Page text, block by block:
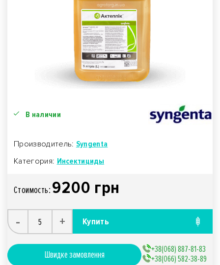
В наличии
Производитель: Syngenta
Категория: Инсектициды
Стоимость: 9200 грн
- + Купить
Швидке замовлення
+38(068) 887-81-83
+38(066) 582-38-89